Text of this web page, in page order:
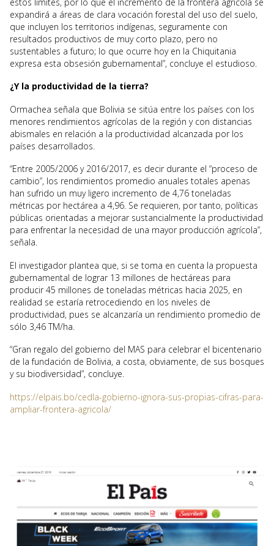
expandirá a áreas de clara vocación forestal del uso del suelo,
que incluyen los territorios indígenas, seguramente con
resultados productivos de muy corto plazo, pero no
sustentables a futuro; lo que ocurre hoy en la Chiquitania
expresa esta obsesión gubernamental”, concluye el estudioso.
¿Y la productividad de la tierra?
Ormachea señala que Bolivia se sitúa entre los países con los
menores rendimientos agrícolas de la región y con distancias
abismales en relación a la productividad alcanzada por los
países desarrollados.
“Entre 2005/2006 y 2016/2017, es decir durante el “proceso de
cambio”, los rendimientos promedio anuales totales apenas
han sufrido un muy ligero incremento de 4,76 toneladas
métricas por hectárea a 4,96. Se requieren, por tanto, políticas
públicas orientadas a mejorar sustancialmente la productividad
para enfrentar la necesidad de una mayor producción agrícola”,
señala.
El investigador plantea que, si se toma en cuenta la propuesta
gubernamental de lograr 13 millones de hectáreas para
producir 45 millones de toneladas métricas hacia 2025, en
realidad se estaría retrocediendo en los niveles de
productividad, pues se alcanzaría un rendimiento promedio de
sólo 3,46 TM/ha.
“Gran regalo del gobierno del MAS para celebrar el bicentenario
de la fundación de Bolivia, a costa, obviamente, de sus bosques
y su biodiversidad”, concluye.
https://elpais.bo/cedla-gobierno-ignora-sus-propias-cifras-para-
ampliar-frontera-agricola/